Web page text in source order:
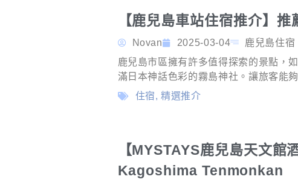
【鹿兒島車站住宿推介】
Novan 2025-03-04
鹿兒島住宿
鹿兒島市區擁有許多值得探索的景點，
滿日本神話色彩的霧島神社。讓旅客能
住宿,精選推介
【MYSTAYS鹿兒島天文
Kagoshima Tenmonkan